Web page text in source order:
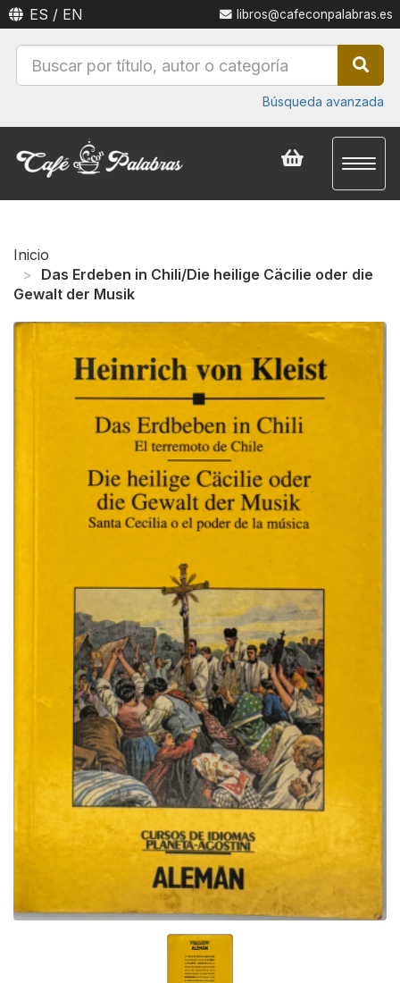
ES / EN libros@cafeconpalabras.es
Búsqueda avanzada
Inicio
Das Erdeben in Chili/Die heilige Cäcilie oder die
Gewalt der Musik